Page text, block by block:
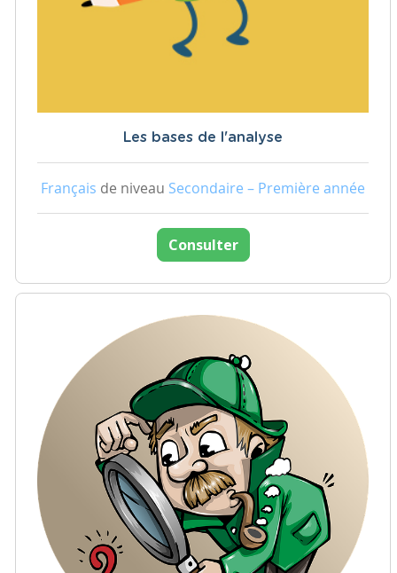
Les bases de l'analyse
Français de niveau Secondaire – Première année
Consulter